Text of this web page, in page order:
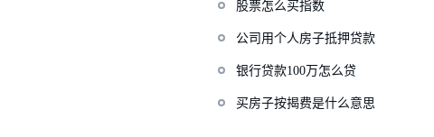
股票怎么买指数
公司用个人房子抵押贷款
银行贷款100万怎么贷
买房子按揭费是什么意思